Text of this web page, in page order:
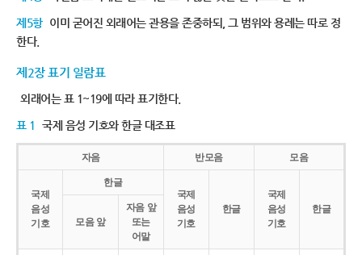
제5항 이미 굳어진 외래어는 관용을 존중하되, 그 범위와 용례는 따로 정
한다.
제2장 표기 일람표
외래어는 표 1~19에 따라 표기한다.
표 1 국제 음성 기호와 한글 대조표
자음 반모음 모음
국제
음성
기호
한글
국제
음성
기호
한글
국제
음성
기호
한글
모음 앞
자음 앞
또는
어말